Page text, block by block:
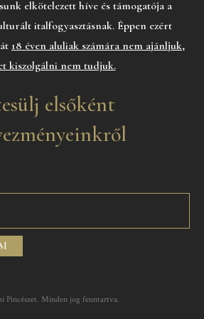
elkötelezett híve és támogatója a
italfogyasztásnak. Éppen ezért
18 éven aluliak számára nem ajánljuk,
kiszolgálni nem tudjuk.
elsőként
Pincészet. Minden jog fenntartva.